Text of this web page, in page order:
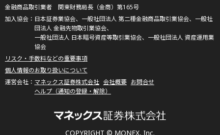
COPYRIGHT © MONEX, Inc.
金融商品取引業者 関東財務局長（金商）第165号
日本証券業協会、一般社団法人 第二種金融商品取引業協会、一般社
団法人 金融先物取引業協会、
一般社団法人 日本暗号資産等取引業協会、一般社団法人 資産運用業
協会
リスク・手数料などの重要事項
個人情報のお取り扱いについて
マネックス証券株式会社 会社概要 お問合せ
ヘルプ（通知の登録・解除）